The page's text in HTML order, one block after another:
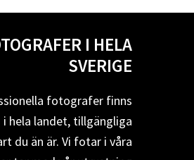
I HELA
SVERIGE
fotografer finns
hela landet, tillgängliga
du än är. Vi fotar i våra